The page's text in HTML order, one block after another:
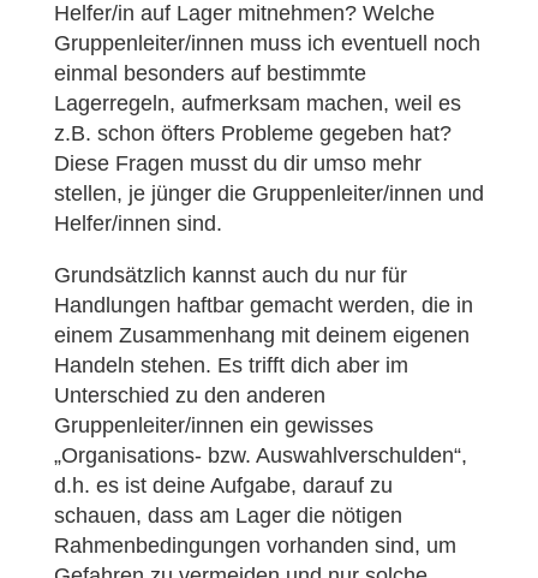
Helfer/in auf Lager mitnehmen? Welche
Gruppenleiter/innen muss ich eventuell noch
einmal besonders auf bestimmte
Lagerregeln, aufmerksam machen, weil es
z.B. schon öfters Probleme gegeben hat?
Diese Fragen musst du dir umso mehr
stellen, je jünger die Gruppenleiter/innen und
Helfer/innen sind.
Grundsätzlich kannst auch du nur für
Handlungen haftbar gemacht werden, die in
einem Zusammenhang mit deinem eigenen
Handeln stehen. Es trifft dich aber im
Unterschied zu den anderen
Gruppenleiter/innen ein gewisses
„Organisations- bzw. Auswahlverschulden“,
d.h. es ist deine Aufgabe, darauf zu
schauen, dass am Lager die nötigen
Rahmenbedingungen vorhanden sind, um